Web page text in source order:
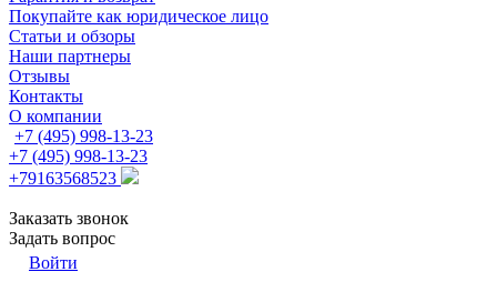
Покупайте как юридическое лицо
Статьи и обзоры
Наши партнеры
Отзывы
Контакты
О компании
+7 (495) 998-13-23
+7 (495) 998-13-23
+79163568523
Заказать звонок
Задать вопрос
Войти